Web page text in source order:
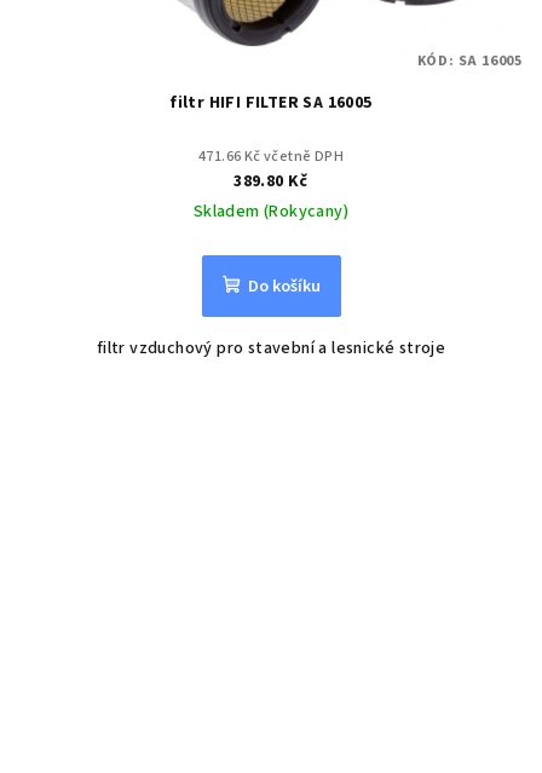
filtr HIFI FILTER SA 16005
471.66 Kč včetně DPH
389.80 Kč
Skladem (Rokycany)
Do košíku
filtr vzduchový pro stavební a lesnické stroje
KÓD: SA 16005